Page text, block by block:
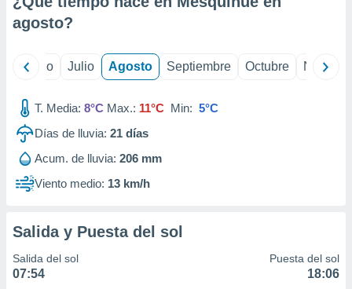
e
publicidad
publicidad
de
agosto?
Junio Julio Agosto Septiembre Octubre
T. Media: 8°C Max.: 11°C Min: 5°C
Días de lluvia: 21 días
Acum. de lluvia: 206 mm
Viento medio: 13 km/h
Salida y Puesta del sol
Salida del sol
07:54
Puesta del sol
18:06